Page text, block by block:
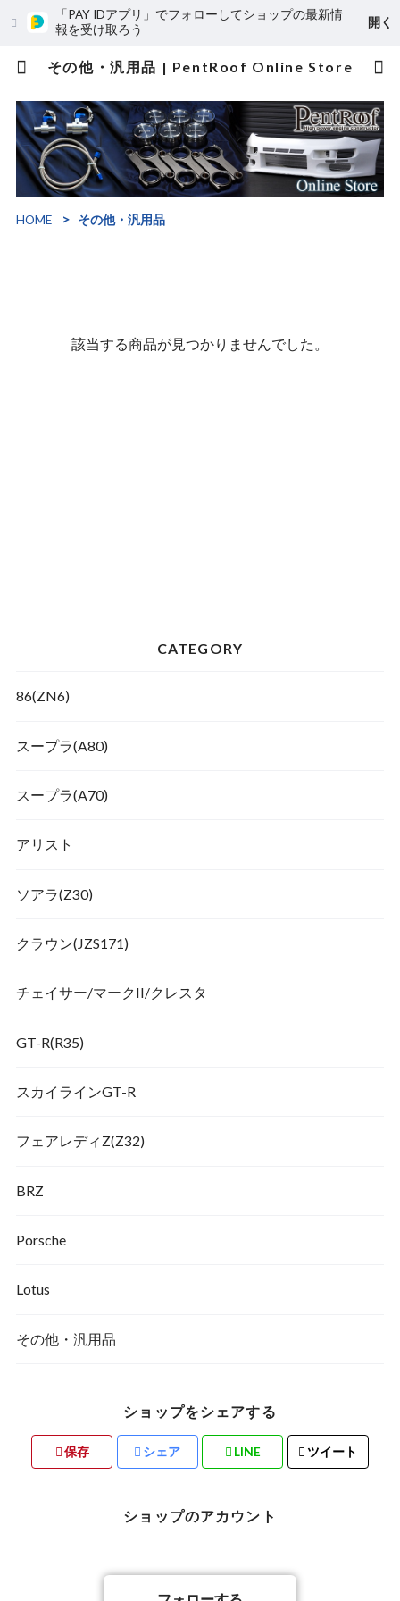
「PAY IDアプリ」でフォローしてショップの最新情
報を受け取ろう
開く
その他・汎用品 | PentRoof Online Store
HOME その他・汎用品
該当する商品が見つかりませんでした。
CATEGORY
86(ZN6)
スープラ(A80)
スープラ(A70)
アリスト
ソアラ(Z30)
クラウン(JZS171)
チェイサー/マークII/クレスタ
GT-R(R35)
スカイラインGT-R
フェアレディZ(Z32)
BRZ
Porsche
Lotus
その他・汎用品
ショップをシェアする
保存 シェア LINE ツイート
ショップのアカウント